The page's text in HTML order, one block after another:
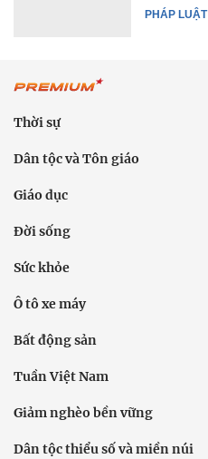
PHÁP LUẬT
Thời sự
Dân tộc và Tôn giáo
Giáo dục
Đời sống
Sức khỏe
Ô tô xe máy
Bất động sản
Tuần Việt Nam
Giảm nghèo bền vững
Dân tộc thiểu số và miền núi